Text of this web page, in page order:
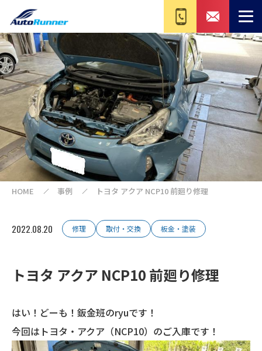
HOME 事例 トヨタ アクア NCP10 前廻り修理
2022.08.20 修理 取付・交換 板金・塗装
トヨタ アクア NCP10 前廻り修理
はい！どーも！鈑金班のryuです！
今回はトヨタ・アクア（NCP10）のご入庫です！